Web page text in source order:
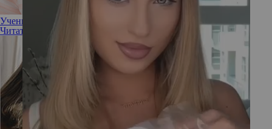
Ученые рассказали, в каком возрасте лучше рожать ребенка
Читать полностью